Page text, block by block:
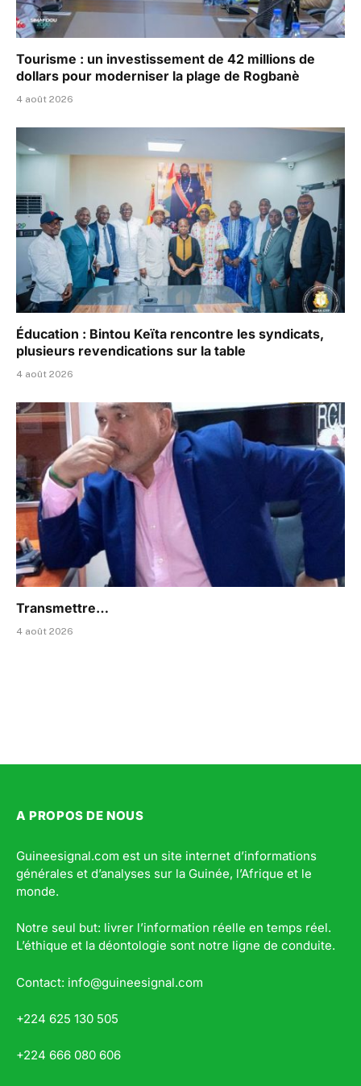
Tourisme : un investissement de 42 millions de
dollars pour moderniser la plage de Rogbanè
4 août 2026
Éducation : Bintou Keïta rencontre les syndicats,
plusieurs revendications sur la table
4 août 2026
Transmettre…
4 août 2026
A PROPOS DE NOUS
Guineesignal.com est un site internet d’informations
générales et d’analyses sur la Guinée, l’Afrique et le
monde.
Notre seul but: livrer l’information réelle en temps réel.
L’éthique et la déontologie sont notre ligne de conduite.
Contact: info@guineesignal.com
+224 625 130 505
+224 666 080 606